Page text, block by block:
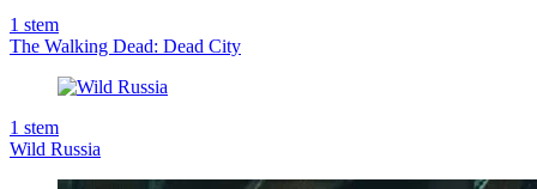
1 stem
The Walking Dead: Dead City
1 stem
Wild Russia